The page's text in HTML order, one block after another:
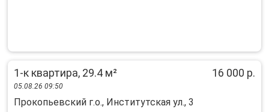
1-к квартира, 29.4 м² 16 000 р.
05.08.26 09:50
Прокопьевский г.о., Институтская ул., 3